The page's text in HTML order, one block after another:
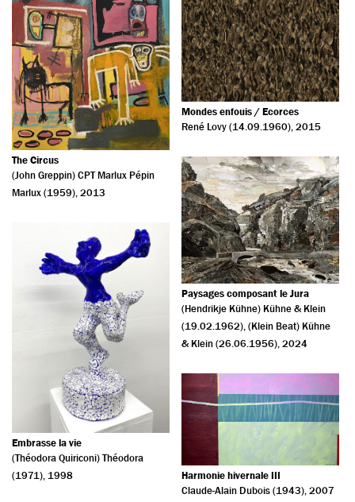
Mondes enfouis / Ecorces
René Lovy (14.09.1960), 2015
The Circus
(John Greppin) CPT Marlux Pépin
Marlux (1959), 2013
Paysages composant le Jura
(Hendrikje Kühne) Kühne & Klein
(19.02.1962),(Klein Beat) Kühne
& Klein (26.06.1956), 2024
Embrasse la vie
(Théodora Quiriconi) Théodora
(1971), 1998
Harmonie hivernale III
Claude-Alain Dubois (1943), 2007